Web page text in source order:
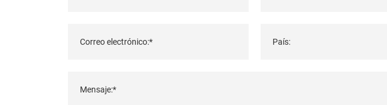
Correo electrónico:* País:
Mensaje:*